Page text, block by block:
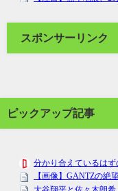
スポンサーリンク
ピックアップ記事